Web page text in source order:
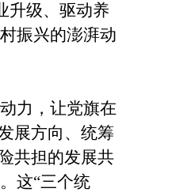
升级、驱动养
振兴的澎湃动
力，让党旗在
展方向、统筹
共担的发展共
这“三个统